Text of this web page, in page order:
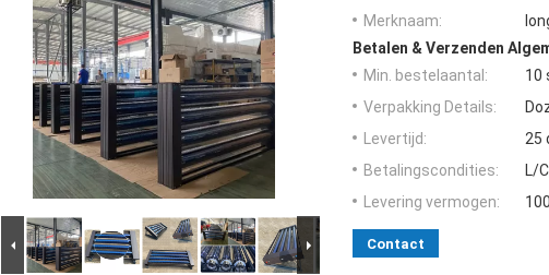
Merknaam:
Betalen & Verzenden
Min. bestelaantal:
10
Verpakking Details:
Levertijd:
25
Betalingscondities:
L/
Levering vermogen:
Contact